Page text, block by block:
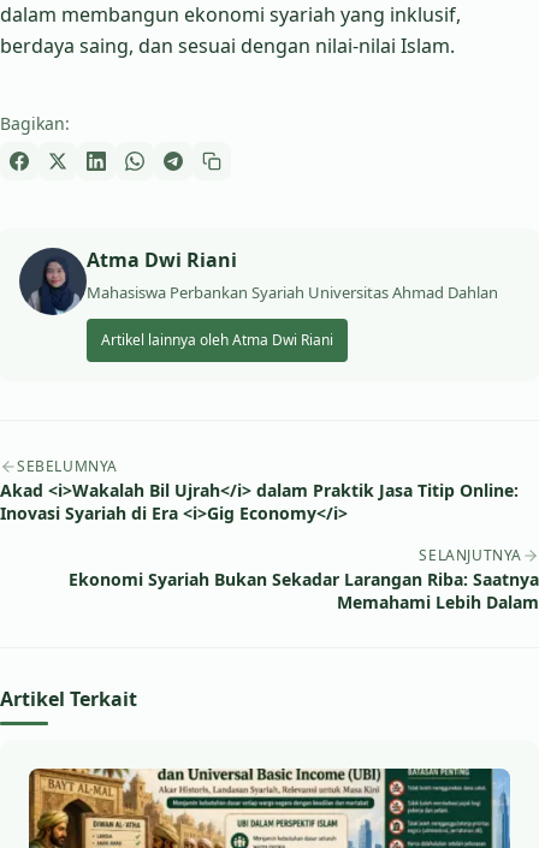
dalam membangun ekonomi syariah yang inklusif,
berdaya saing, dan sesuai dengan nilai-nilai Islam.
Bagikan:
Atma Dwi Riani
Mahasiswa Perbankan Syariah Universitas Ahmad Dahlan
Artikel lainnya oleh Atma Dwi Riani
Navigasi artikel
SEBELUMNYA
Akad <i>Wakalah Bil Ujrah</i> dalam Praktik Jasa Titip Online:
Inovasi Syariah di Era <i>Gig Economy</i>
SELANJUTNYA
Ekonomi Syariah Bukan Sekadar Larangan Riba: Saatnya
Memahami Lebih Dalam
Artikel Terkait